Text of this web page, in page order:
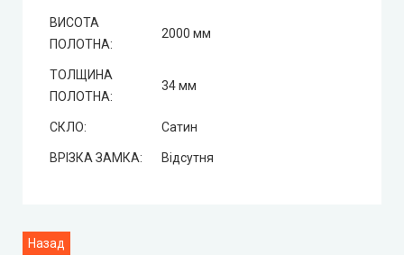
ВИСОТА
ПОЛОТНА:
2000 мм
ТОЛЩИНА
ПОЛОТНА:
34 мм
СКЛО: Сатин
ВРІЗКА ЗАМКА: Відсутня